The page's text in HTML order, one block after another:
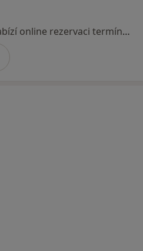
Tento specialista nenabízí online rezervaci termínu na této adrese.